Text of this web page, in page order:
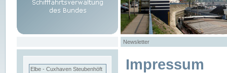
Newsletter
Elbe - Cuxhaven Steubenhöft Impressum